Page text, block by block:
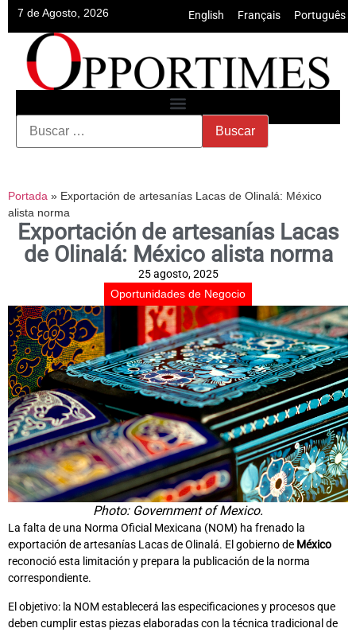
7 de Agosto, 2026 English Français Português
Portada » Exportación de artesanías Lacas de Olinalá: México
alista norma
Exportación de artesanías Lacas
de Olinalá: México alista norma
25 agosto, 2025
Oportunidades de Negocio
Photo: Government of Mexico.
La falta de una Norma Oficial Mexicana (NOM) ha frenado la
exportación de artesanías Lacas de Olinalá. El gobierno de México
reconoció esta limitación y prepara la publicación de la norma
correspondiente.
El objetivo: la NOM establecerá las especificaciones y procesos que
deben cumplir estas piezas elaboradas con la técnica tradicional de